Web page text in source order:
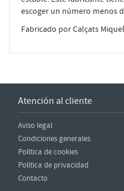
escoger un número menos
Fabricado por Calçats
Atención al cliente
Aviso legal
Condiciones generales
Política de cookies
Política de privacidad
Contacto